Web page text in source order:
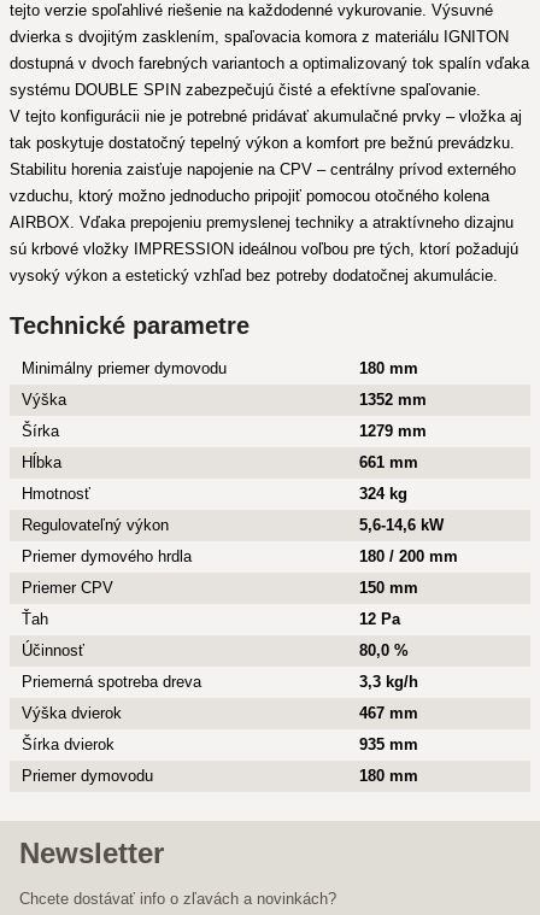
tejto verzie spoľahlivé riešenie na každodenné vykurovanie. Výsuvné
dvierka s dvojitým zasklením, spaľovacia komora z materiálu IGNITON
dostupná v dvoch farebných variantoch a optimalizovaný tok spalín vďaka
systému DOUBLE SPIN zabezpečujú čisté a efektívne spaľovanie.
V tejto konfigurácii nie je potrebné pridávať akumulačné prvky – vložka aj
tak poskytuje dostatočný tepelný výkon a komfort pre bežnú prevádzku.
Stabilitu horenia zaisťuje napojenie na CPV – centrálny prívod externého
vzduchu, ktorý možno jednoducho pripojiť pomocou otočného kolena
AIRBOX. Vďaka prepojeniu premyslenej techniky a atraktívneho dizajnu
sú krbové vložky IMPRESSION ideálnou voľbou pre tých, ktorí požadujú
vysoký výkon a estetický vzhľad bez potreby dodatočnej akumulácie.
Technické parametre
Minimálny priemer dymovodu
180 mm
Výška
1352 mm
Šírka
1279 mm
Hĺbka
661 mm
Hmotnosť
324 kg
Regulovateľný výkon
5,6-14,6 kW
Priemer dymového hrdla
180 / 200 mm
Priemer CPV
150 mm
Ťah
12 Pa
Účinnosť
80,0 %
Priemerná spotreba dreva
3,3 kg/h
Výška dvierok
467 mm
Šírka dvierok
935 mm
Priemer dymovodu
180 mm
Newsletter
Chcete dostávať info o zľavách a novinkách?